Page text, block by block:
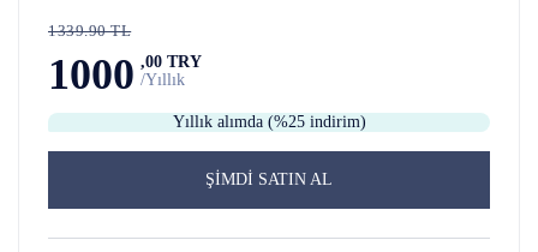
1339.90 TL
1000 ,00 TRY
/Yıllık
Yıllık alımda (%25 indirim)
ŞİMDİ SATIN AL